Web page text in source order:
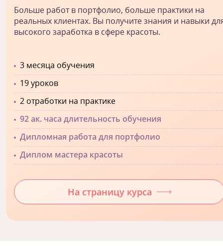
Больше работ в портфолио, больше практики на
реальных клиентах. Вы получите знания и навыки
высокого заработка в сфере красоты.
3 месяца обучения
19 уроков
2 отработки на практике
92 ак. часа длительность обучения
Дипломная работа для портфолио
Диплом мастера красоты
На страницу курса